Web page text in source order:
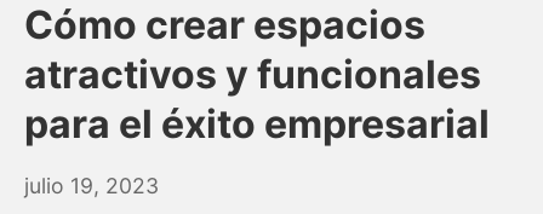
Cómo crear espacios
atractivos y funcionales
para el éxito empresarial
julio 19, 2023